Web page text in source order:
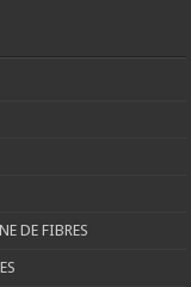
DE FIBRES